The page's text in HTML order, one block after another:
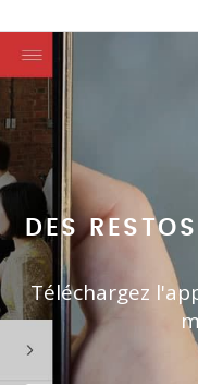
DES RESTOS
Téléchargez